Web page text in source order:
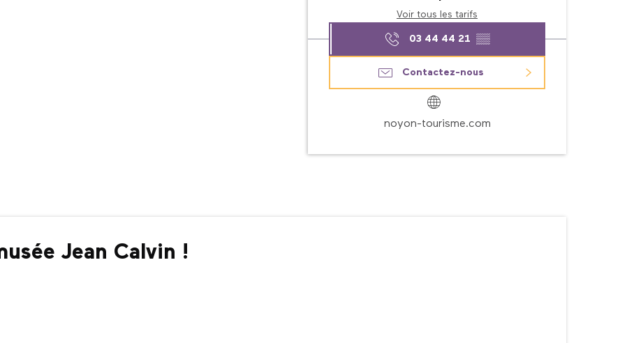
Voir tous les tarifs
03 44 44 21 ▒▒
Contactez-nous
noyon-tourisme.com
Jean Calvin !